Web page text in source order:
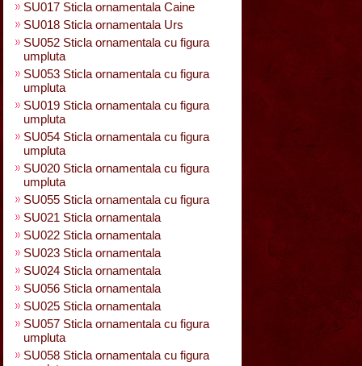
SU017 Sticla ornamentala Caine
SU018 Sticla ornamentala Urs
SU052 Sticla ornamentala cu figura
umpluta
SU053 Sticla ornamentala cu figura
umpluta
SU019 Sticla ornamentala cu figura
umpluta
SU054 Sticla ornamentala cu figura
umpluta
SU020 Sticla ornamentala cu figura
umpluta
SU055 Sticla ornamentala cu figura
SU021 Sticla ornamentala
SU022 Sticla ornamentala
SU023 Sticla ornamentala
SU024 Sticla ornamentala
SU056 Sticla ornamentala
SU025 Sticla ornamentala
SU057 Sticla ornamentala cu figura
umpluta
SU058 Sticla ornamentala cu figura